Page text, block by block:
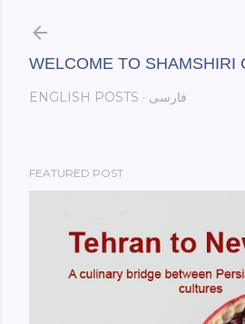
WELCOME TO SHAMSHIRI
ENGLISH POSTS فارسی
FEATURED POST